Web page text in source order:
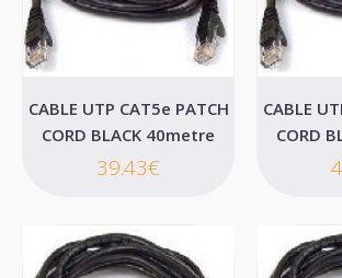
..
Καλάθι
CABLE UTP CAT5e PATCH
CORD BLACK 40metre
39.43€
CABLE
CORD